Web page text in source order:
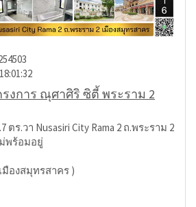
งการ ณุศาศิริ ซิตี้ พระราม 2
ตร.วา Nusasiri City Rama 2 ถ.พระราม 2
ม่พร้อมอยู่
มืองสมุทรสาคร )